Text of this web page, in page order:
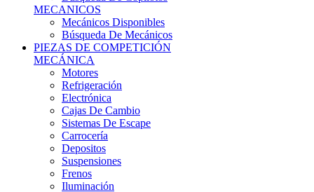
MECANICOS
Mecánicos Disponibles
Búsqueda De Mecánicos
PIEZAS DE COMPETICIÓN
MECÁNICA
Motores
Refrigeración
Electrónica
Cajas De Cambio
Sistemas De Escape
Carrocería
Depositos
Suspensiones
Frenos
Iluminación